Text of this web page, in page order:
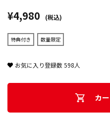
¥4,980 (税込)
特典付き 数量限定
お気に入り登録数598人
カ